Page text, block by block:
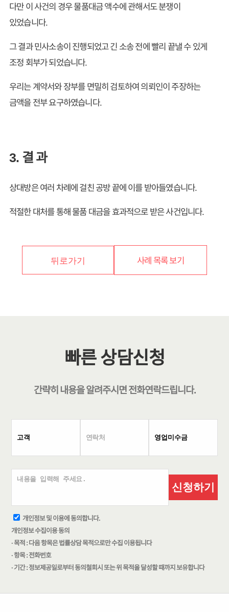
다만 이 사건의 경우 물품대금 액수에 관해서도 분쟁이
있었습니다.
그 결과 민사소송이 진행되었고 긴 소송 전에 빨리 끝낼 수 있게
조정 회부가 되었습니다.
우리는 계약서와 장부를 면밀히 검토하여 의뢰인이 주장하는
금액을 전부 요구하였습니다.
3. 결 과
상대방은 여러 차례에 걸친 공방 끝에 이를 받아들였습니다.
적절한 대처를 통해 물품 대금을 효과적으로 받은 사건입니다.
뒤로가기 사례 목록 보기
빠른 상담신청
간략히 내용을 알려주시면전화연락드립니다.
신청하기
개인정보 및 이용에 동의합니다.
개인정보 수집이용 동의
· 목적 : 다음 항목은 법률상담 목적으로만 수집 이용됩니다
· 항목 : 전화번호
· 기간 : 정보제공일로부터 동의철회시 또는 위 목적을 달성할 때까지 보유합니다